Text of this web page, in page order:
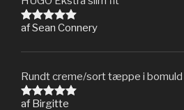
Vurderet5
af Sean Connery
Rundt creme/sort tæppe i bomuld
Vurderet5
af Birgitte